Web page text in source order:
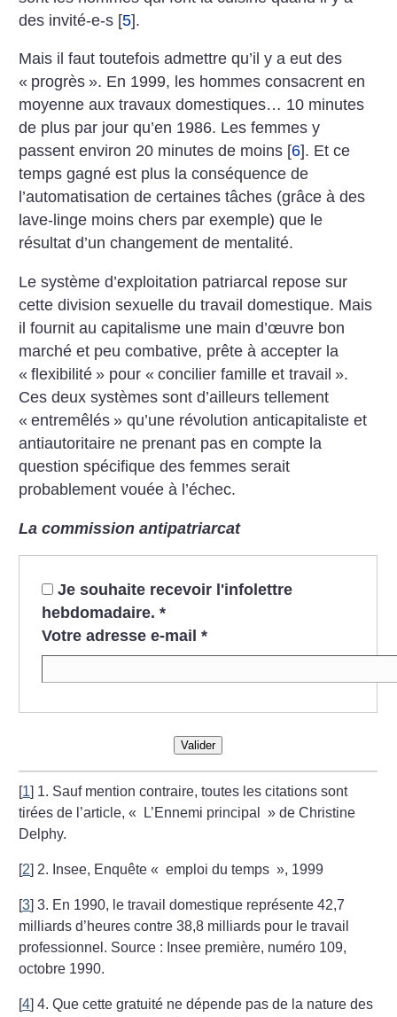
des invité-e-s [5].
Mais il faut toutefois admettre qu’il y a eut des
« progrès ». En 1999, les hommes consacrent en
moyenne aux travaux domestiques… 10 minutes
de plus par jour qu’en 1986. Les femmes y
passent environ 20 minutes de moins [6]. Et ce
temps gagné est plus la conséquence de
l’automatisation de certaines tâches (grâce à des
lave-linge moins chers par exemple) que le
résultat d’un changement de mentalité.
Le système d’exploitation patriarcal repose sur
cette division sexuelle du travail domestique. Mais
il fournit au capitalisme une main d’œuvre bon
marché et peu combative, prête à accepter la
« flexibilité » pour « concilier famille et travail ».
Ces deux systèmes sont d’ailleurs tellement
« entremêlés » qu’une révolution anticapitaliste et
antiautoritaire ne prenant pas en compte la
question spécifique des femmes serait
probablement vouée à l’échec.
La commission antipatriarcat
Je souhaite recevoir l'infolettre
hebdomadaire. *
Votre adresse e-mail *
Valider
[1] 1. Sauf mention contraire, toutes les citations sont
tirées de l’article, «
L’Ennemi principal
» de Christine
Delphy.
[2] 2. Insee, Enquête « emploi du temps », 1999
[3]3. En 1990, le travail domestique représente 42,7
milliards d’heures contre 38,8 milliards pour le travail
professionnel. Source : Insee première, numéro 109,
octobre 1990.
[4]4. Que cette gratuité ne dépende pas de la nature des